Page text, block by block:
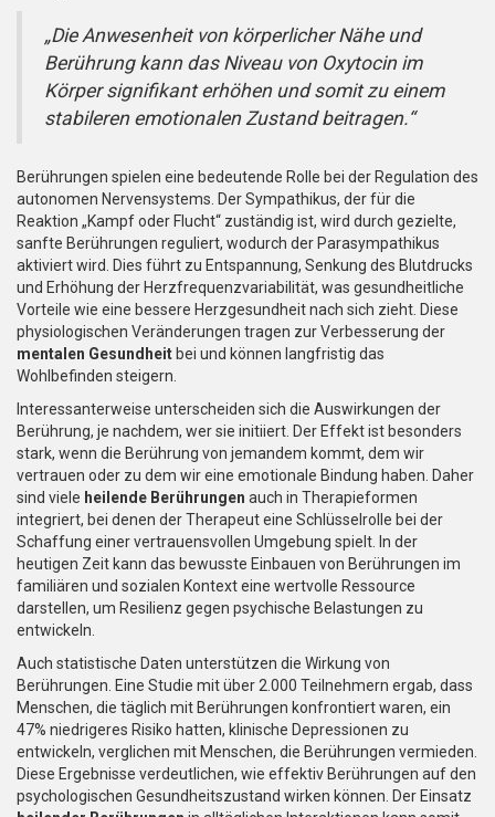
„Die Anwesenheit von körperlicher Nähe und
Berührung kann das Niveau von Oxytocin im
Körper signifikant erhöhen und somit zu einem
stabileren emotionalen Zustand beitragen.“
Berührungen spielen eine bedeutende Rolle bei der Regulation des
autonomen Nervensystems. Der Sympathikus, der für die
Reaktion „Kampf oder Flucht“ zuständig ist, wird durch gezielte,
sanfte Berührungen reguliert, wodurch der Parasympathikus
aktiviert wird. Dies führt zu Entspannung, Senkung des Blutdrucks
und Erhöhung der Herzfrequenzvariabilität, was gesundheitliche
Vorteile wie eine bessere Herzgesundheit nach sich zieht. Diese
physiologischen Veränderungen tragen zur Verbesserung der
mentalen Gesundheit bei und können langfristig das
Wohlbefinden steigern.
Interessanterweise unterscheiden sich die Auswirkungen der
Berührung, je nachdem, wer sie initiiert. Der Effekt ist besonders
stark, wenn die Berührung von jemandem kommt, dem wir
vertrauen oder zu dem wir eine emotionale Bindung haben. Daher
sind viele heilende Berührungen auch in Therapieformen
integriert, bei denen der Therapeut eine Schlüsselrolle bei der
Schaffung einer vertrauensvollen Umgebung spielt. In der
heutigen Zeit kann das bewusste Einbauen von Berührungen im
familiären und sozialen Kontext eine wertvolle Ressource
darstellen, um Resilienz gegen psychische Belastungen zu
entwickeln.
Auch statistische Daten unterstützen die Wirkung von
Berührungen. Eine Studie mit über 2.000 Teilnehmern ergab, dass
Menschen, die täglich mit Berührungen konfrontiert waren, ein
47% niedrigeres Risiko hatten, klinische Depressionen zu
entwickeln, verglichen mit Menschen, die Berührungen vermieden.
Diese Ergebnisse verdeutlichen, wie effektiv Berührungen auf den
psychologischen Gesundheitszustand wirken können. Der Einsatz